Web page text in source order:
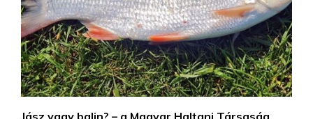
Jász vagy balin? – a Magyar Haltani Társaság